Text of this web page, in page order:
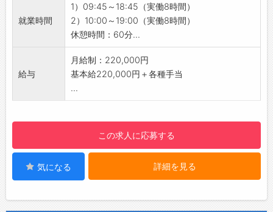
ており、社員の成長をサポートします！
・個人の頑張りをしっかり評価し、店長や副店
長などの管理職へのキャリアアップも可能です
◎
・社歴や年齢に関係なく、チャレンジする意欲
りがいを持って働ける環境です♪
・20代～30代の役職者も活躍しており、自分
に合った目標を持って働けることが当社の強み
【先輩社員の声】
スに合わせて進めてくださり、あっという間に
使いいただけます！
◇残業は月平均5時間◎
・オンとオフのメリハリをつけながら働ける環
境です♪
【1日の業務の流れ】
相談できます♪
■売上管理：​日々の売上を確認します。
■閉店：​一日の振り返りを行い、翌日に備えま
す！
・幅広い年齢層のお客様と接する中で、自然と
就業時間
1）09:45～18:45（実働8時間）
2）10:00～19:00（実働8時間）
休憩時間：60分...
給与
月給制：220,000円
基本給220,000円＋各種手当
...
この求人に応募する
気になる 詳細を見る